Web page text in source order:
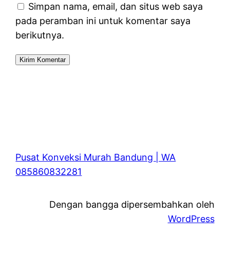
Simpan nama, email, dan situs web saya
pada peramban ini untuk komentar saya
berikutnya.
Pusat Konveksi Murah Bandung | WA
085860832281
Dengan bangga dipersembahkan oleh
WordPress